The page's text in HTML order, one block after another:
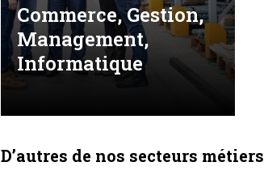
Commerce, Gestion,
Management,
Informatique
D’autres de nos secteurs métiers